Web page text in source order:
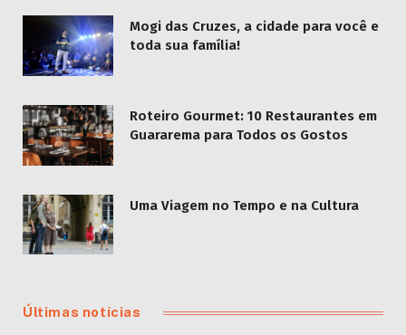
Mogi das Cruzes, a cidade para você e
toda sua família!
Roteiro Gourmet: 10 Restaurantes em
Guararema para Todos os Gostos
Uma Viagem no Tempo e na Cultura
Últimas notícias